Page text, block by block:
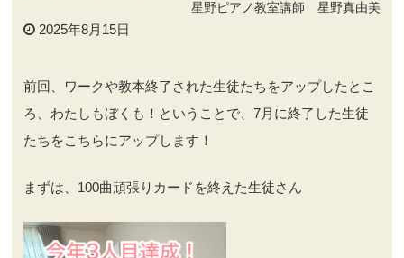
星野ピアノ教室講師 星野真由美
2025年8月15日
前回、ワークや教本終了された生徒たちをアップしたとこ
ろ、わたしもぼくも！ということで、7月に終了した生徒
たちをこちらにアップします！
まずは、100曲頑張りカードを終えた生徒さん